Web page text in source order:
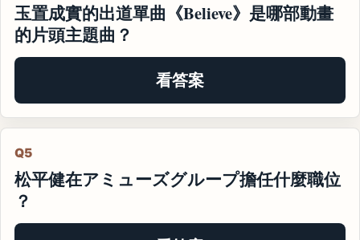
玉置成實的出道單曲《Believe》是哪部動畫
的片頭主題曲？
看答案
Q5
松平健在アミューズグループ擔任什麼職位
？